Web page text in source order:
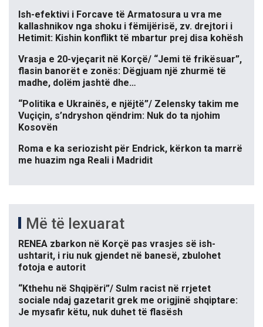
Ish-efektivi i Forcave të Armatosura u vra me
kallashnikov nga shoku i fëmijërisë, zv. drejtori i
Hetimit: Kishin konflikt të mbartur prej disa kohësh
Vrasja e 20-vjeçarit në Korçë/ “Jemi të frikësuar”,
flasin banorët e zonës: Dëgjuam një zhurmë të
madhe, dolëm jashtë dhe…
“Politika e Ukrainës, e njëjtë”/ Zelensky takim me
Vuçiçin, s’ndryshon qëndrim: Nuk do ta njohim
Kosovën
Roma e ka seriozisht për Endrick, kërkon ta marrë
me huazim nga Reali i Madridit
Më të lexuarat
RENEA zbarkon në Korçë pas vrasjes së ish-
ushtarit, i riu nuk gjendet në banesë, zbulohet
fotoja e autorit
“Kthehu në Shqipëri”/ Sulm racist në rrjetet
sociale ndaj gazetarit grek me origjinë shqiptare:
Je mysafir këtu, nuk duhet të flasësh